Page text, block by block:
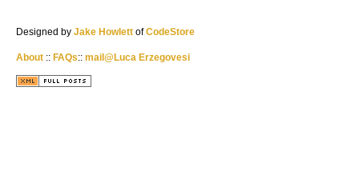
Designed by Jake Howlett ofCodeStore
About :: FAQs:: mail@Luca Erzegovesi